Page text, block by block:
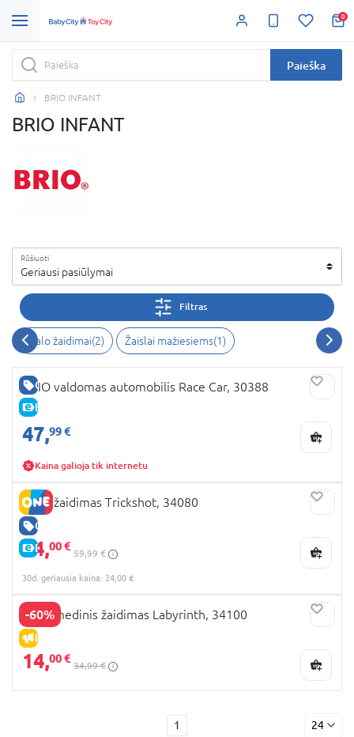
0
Paieška
BRIO INFANT
BRIO INFANT
Rūšiuoti
Geriausi pasiūlymai
Filtras
Stalo žaidimai(2) Žaislai mažiesiems(1)
GERA KAINA
E-KAINA
BRIO valdomas automobilis Race Car, 30388
47,99 €
Kaina galioja tik internetu
GERA KAINA
E-KAINA
BRIO žaidimas Trickshot, 34080
24,00 €
59,99 €
30d. geriausia kaina: 24,00 €
-60%
IŠPARDAVIMAS
BRIO medinis žaidimas Labyrinth, 34100
14,00 €
34,99 €
1 24